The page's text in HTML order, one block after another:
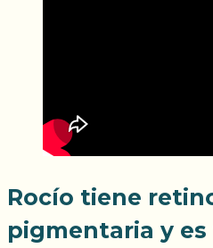
Rocío tiene
pigmentaria y